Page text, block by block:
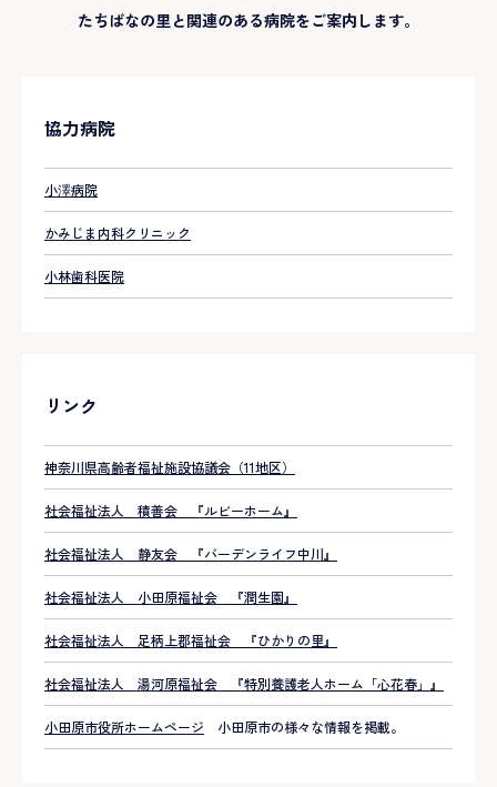
たちばなの里と関連のある病院をご案内します。
協力病院
小澤病院
かみじま内科クリニック
小林歯科医院
リンク
神奈川県高齢者福祉施設協議会（11地区）
社会福祉法人 積善会 『ルビーホーム』
社会福祉法人 静友会 『バーデンライフ中川』
社会福祉法人 小田原福祉会 『潤生園』
社会福祉法人 足柄上郡福祉会 『ひかりの里』
社会福祉法人 湯河原福祉会 『特別養護老人ホーム「心花春」』
小田原市役所ホームページ 小田原市の様々な情報を掲載。